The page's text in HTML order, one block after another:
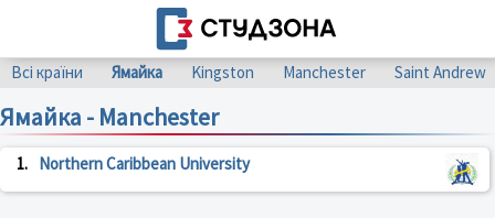
Всі країни Ямайка Kingston Manchester Saint Andrew
Ямайка - Manchester
1. Northern Caribbean University